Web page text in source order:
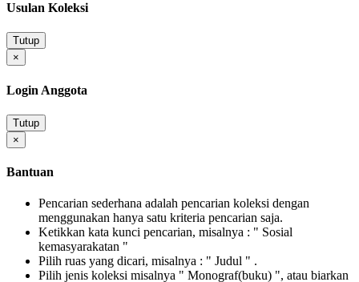
Usulan Koleksi
Tutup
×
Login Anggota
Tutup
×
Bantuan
Pencarian sederhana adalah pencarian koleksi dengan
menggunakan hanya satu kriteria pencarian saja.
Ketikkan kata kunci pencarian, misalnya : " Sosial
kemasyarakatan "
Pilih ruas yang dicari, misalnya : " Judul " .
Pilih jenis koleksi misalnya " Monograf(buku) ", atau biarkan